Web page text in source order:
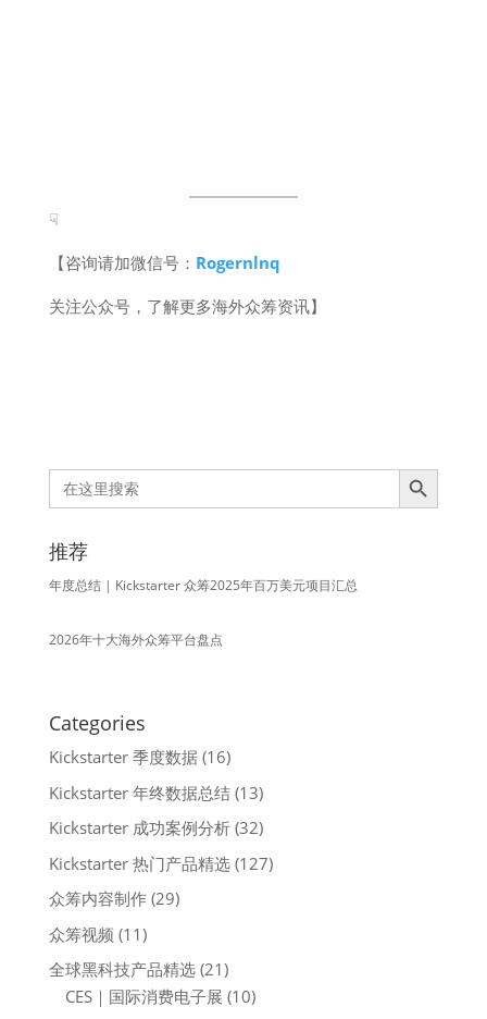
☟
【咨询请加微信号： Rogernlnq
关注公众号，了解更多海外众筹资讯】
Search
for:
Search Button
推荐
年度总结 | Kickstarter 众筹2025年百万美元项目汇总
2026年十大海外众筹平台盘点
Categories
Kickstarter 季度数据(16)
Kickstarter 年终数据总结(13)
Kickstarter 成功案例分析(32)
Kickstarter 热门产品精选(127)
众筹内容制作(29)
众筹视频 (11)
全球黑科技产品精选(21)
CES｜国际消费电子展 (10)